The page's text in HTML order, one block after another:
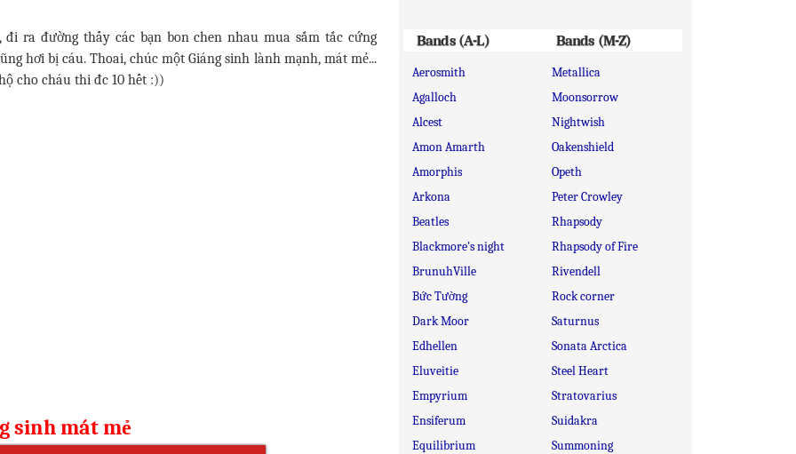
ra đường thấy các bạn bon chen nhau mua sắm tắc cứng
hơi bị cáu. Thoai, chúc một Giáng sinh lành mạnh, mát mẻ...
cho cháu thi đc 10 hết :))
sinh mát mẻ
Bands (A-L)
Aerosmith
Agalloch
Alcest
Amon Amarth
Amorphis
Arkona
Beatles
Blackmore's night
BrunuhVille
Bức Tường
Dark Moor
Edhellen
Eluveitie
Empyrium
Ensiferum
Equilibrium
Bands (M-Z)
Metallica
Moonsorrow
Nightwish
Oakenshield
Opeth
Peter Crowley
Rhapsody
Rhapsody of Fire
Rivendell
Rock corner
Saturnus
Sonata Arctica
Steel Heart
Stratovarius
Suidakra
Summoning